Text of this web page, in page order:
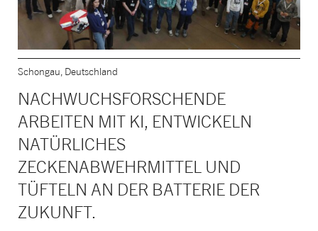
Schongau, Deutschland
NACHWUCHSFORSCHENDE
ARBEITEN MIT KI, ENTWICKELN
NATÜRLICHES
ZECKENABWEHRMITTEL UND
TÜFTELN AN DER BATTERIE DER
ZUKUNFT.